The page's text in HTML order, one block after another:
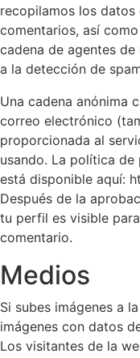
recopilamos los datos
comentarios, así
cadena de agentes
a la detección de
Una cadena anónima
correo electrónico
proporcionada al
usando. La política
está disponible aquí:
Después de la
tu perfil es visible
comentario.
Medios
Si subes imágenes a
imágenes con datos
Los visitantes de la